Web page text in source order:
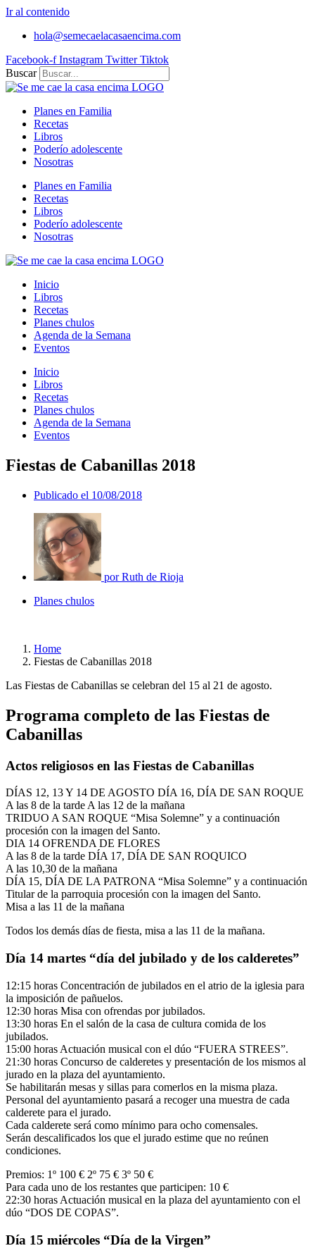
Ir al contenido
hola@semecaelacasaencima.com
Facebook-f Instagram Twitter Tiktok
Buscar
Planes en Familia
Recetas
Libros
Poderío adolescente
Nosotras
Planes en Familia
Recetas
Libros
Poderío adolescente
Nosotras
Inicio
Libros
Recetas
Planes chulos
Agenda de la Semana
Eventos
Inicio
Libros
Recetas
Planes chulos
Agenda de la Semana
Eventos
Fiestas de Cabanillas 2018
Publicado el 10/08/2018
porRuth de Rioja
Planes chulos
Home
Fiestas de Cabanillas 2018
Las Fiestas de Cabanillas se celebran del 15 al 21 de agosto.
Programa completo de las Fiestas de
Cabanillas
Actos religiosos en las Fiestas de Cabanillas
DÍAS 12, 13 Y 14 DE AGOSTO DÍA 16, DÍA DE SAN ROQUE
A las 8 de la tarde A las 12 de la mañana
TRIDUO A SAN ROQUE “Misa Solemne” y a continuación
procesión con la imagen del Santo.
DIA 14 OFRENDA DE FLORES
A las 8 de la tarde DÍA 17, DÍA DE SAN ROQUICO
A las 10,30 de la mañana
DÍA 15, DÍA DE LA PATRONA “Misa Solemne” y a continuación
Titular de la parroquia procesión con la imagen del Santo.
Misa a las 11 de la mañana
Todos los demás días de fiesta, misa a las 11 de la mañana.
Día 14 martes “día del jubilado y de los calderetes”
12:15 horas Concentración de jubilados en el atrio de la iglesia para
la imposición de pañuelos.
12:30 horas Misa con ofrendas por jubilados.
13:30 horas En el salón de la casa de cultura comida de los
jubilados.
15:00 horas Actuación musical con el dúo “FUERA STREES”.
21:30 horas Concurso de calderetes y presentación de los mismos al
jurado en la plaza del ayuntamiento.
Se habilitarán mesas y sillas para comerlos en la misma plaza.
Personal del ayuntamiento pasará a recoger una muestra de cada
calderete para el jurado.
Cada calderete será como mínimo para ocho comensales.
Serán descalificados los que el jurado estime que no reúnen
condiciones.
Premios: 1º 100 € 2º 75 € 3º 50 €
Para cada uno de los restantes que participen: 10 €
22:30 horas Actuación musical en la plaza del ayuntamiento con el
dúo “DOS DE COPAS”.
Día 15 miércoles “Día de la Virgen”